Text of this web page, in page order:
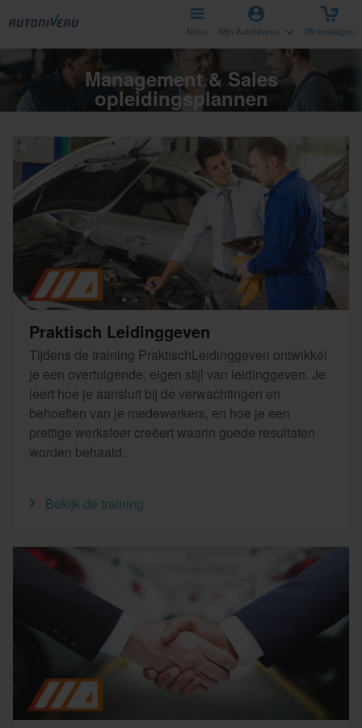
Menu Mijn AutoNiveau Winkelwagen
Management & Sales
opleidingsplannen
Praktisch Leidinggeven
Tijdens de training PraktischLeidinggeven ontwikkel
je een overtuigende, eigen stijl van leidinggeven. Je
leert hoe je aansluit bij de verwachtingen en
behoeften van je medewerkers, en hoe je een
prettige werksfeer creëert waarin goede resultaten
worden behaald.
Bekijk de training